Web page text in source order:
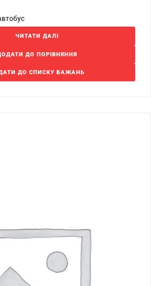
ЧИТАТИ ДАЛІ
ДО ПОРІВНЯННЯ
ДО СПИСКУ БАЖАНЬ